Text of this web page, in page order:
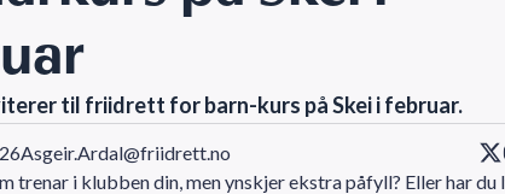
til friidrett for barn-kurs på Skei i februar.
Asgeir.Ardal@friidrett.no
trenar i klubben din, men ynskjer ekstra påfyll? Eller har du